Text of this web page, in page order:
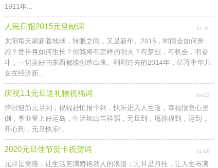
1911年...
人民日报2015元旦献词 01-10
太阳每天刷新着地球，转眼之间，又是新年。2015，时间会如何奔
跑？世界将如何生长？你我将有怎样的明天？有梦想，有机会，有奋
斗，一切美好的东西都能创造出来。刚刚过去的2014年，亿万中华儿
女在经济新...
庆祝1.1元旦送礼物祝福词 04-22
辞旧迎新元旦到，祝福赶忙报个到，快乐进入人生道，幸福惬意心里
倒，事业登上好运岛，生活舞出吉祥蹈，元旦到，愿你福到，运到，
开心到，元旦快乐!...
2020元旦佳节贺卡祝贺词 01-26
元旦是蔷薇，让生活充满娇艳动人的浪漫；元旦是月桂，让人生布满